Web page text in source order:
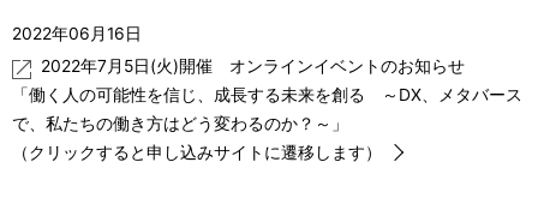
2022年06月16日
2022年7月5日(火)開催 オンラインイベントのお知らせ
「働く人の可能性を信じ、成長する未来を創る ～DX、メタバース
で、私たちの働き方はどう変わるのか？～」
（クリックすると申し込みサイトに遷移します）